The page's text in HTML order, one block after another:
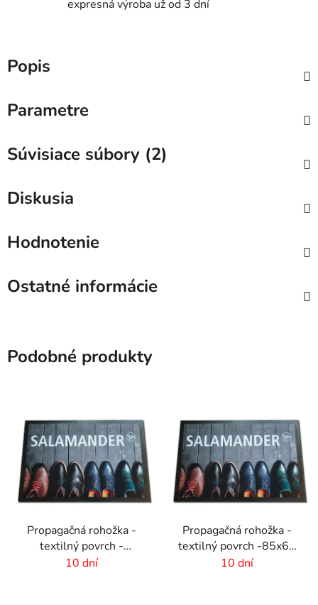
expresná výroba už od 3 dní
Popis
Parametre
Súvisiace súbory (2)
Diskusia
Hodnotenie
Ostatné informácie
Podobné produkty
Propagačná rohožka -
textilný povrch -
85x120 cm
10 dní
Propagačná rohožka -
textilný povrch -85x60
cm
10 dní